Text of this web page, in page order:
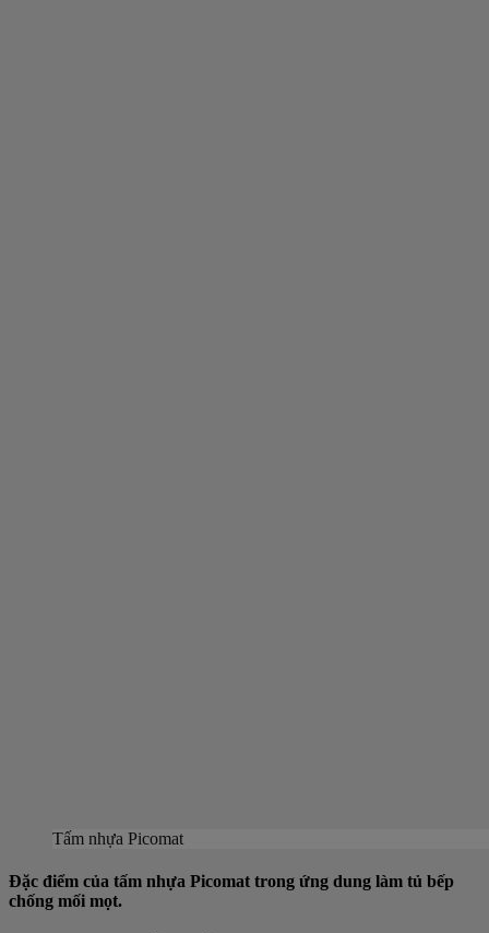
Tấm nhựa Picomat
Đặc điểm của tấm nhựa Picomat trong ứng dung làm tủ bếp
chống mối mọt.